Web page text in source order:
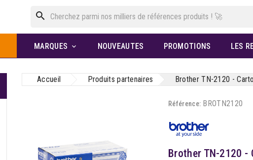
search
MARQUES  NOUVEAUTES PROMOTIONS LES
Accueil Produits partenaires Brother TN-2120 -
Référence: BROTN2120
Brother TN-2120 -